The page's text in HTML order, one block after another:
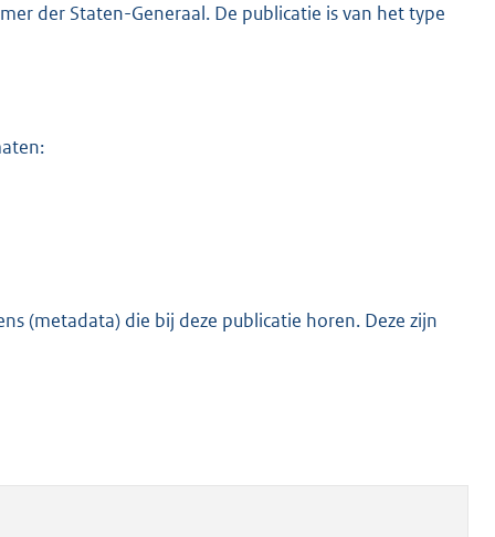
der Staten-Generaal. De publicatie is van het type
(metadata) die bij deze publicatie horen. Deze zijn